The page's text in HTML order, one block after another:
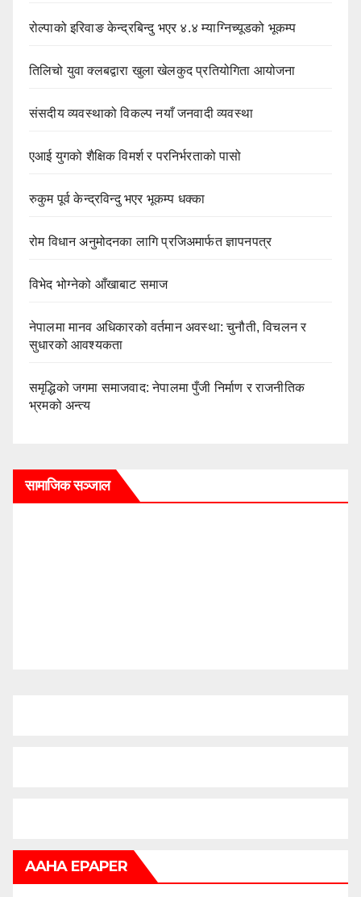
रोल्पाको इरिवाङ केन्द्रबिन्दु भएर ४.४ म्याग्निच्यूडको भूकम्प
तिलिचो युवा क्लबद्वारा खुला खेलकुद प्रतियोगिता आयोजना
संसदीय व्यवस्थाको विकल्प नयाँ जनवादी व्यवस्था
एआई युगको शैक्षिक विमर्श र परनिर्भरताको पासो
रुकुम पूर्व केन्द्रविन्दु भएर भूकम्प धक्का
रोम विधान अनुमोदनका लागि प्रजिअमार्फत ज्ञापनपत्र
विभेद भोग्नेको आँखाबाट समाज
नेपालमा मानव अधिकारको वर्तमान अवस्था: चुनौती, विचलन र
सुधारको आवश्यकता
समृद्धिको जगमा समाजवाद: नेपालमा पुँजी निर्माण र राजनीतिक
भ्रमको अन्त्य
सामाजिक सञ्जाल
AAHA EPAPER